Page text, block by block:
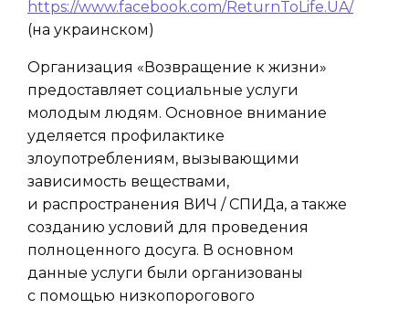
https://www.facebook.com/ReturnToLife.UA/
(на украинском)
Организация «Возвращение к жизни»
предоставляет социальные услуги
молодым людям. Основное внимание
уделяется профилактике
злоупотреблениям, вызывающими
зависимость веществами,
и распространения ВИЧ / СПИДа, а также
созданию условий для проведения
полноценного досуга. В основном
данные услуги были организованы
с помощью низкопорогового